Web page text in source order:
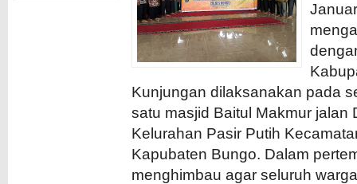
Kunjungan dilaksanakan pada
satu masjid Baitul Makmur jalan
Kelurahan Pasir Putih
Kapubaten Bungo. Dalam
menghimbau agar seluruh